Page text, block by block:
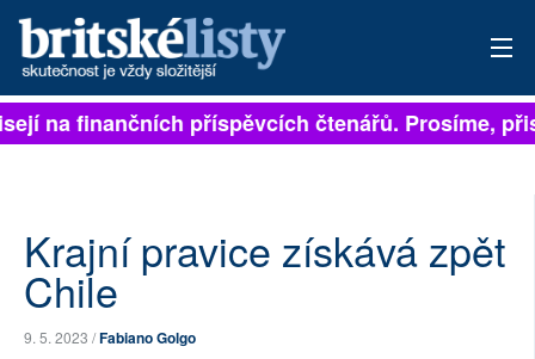
PŘIHLÁSIT
ARCHIV
ROZHOVORY
TÉMATA
na finančních příspěvcích čtenářů. Prosíme,
Krajní pravice získává zpět
Chile
9. 5. 2023 /Fabiano Golgo